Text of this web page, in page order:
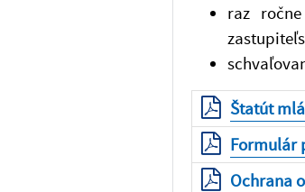
raz
Štatút
Formulár
Ochrana